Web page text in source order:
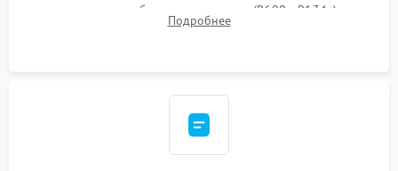
дозированным объемом хладагента (R600a, R134a) по
электронным весам. Контроль рабочего давления в системе.
Подробнее